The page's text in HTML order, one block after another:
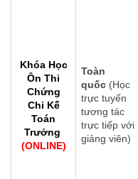
Khóa Học
Ôn Thi
Chứng
Chỉ Kế
Toán
Trưởng
(ONLINE)
Toàn
quốc (Học
trực tuyến
tương tác
trực tiếp với
giảng viên)